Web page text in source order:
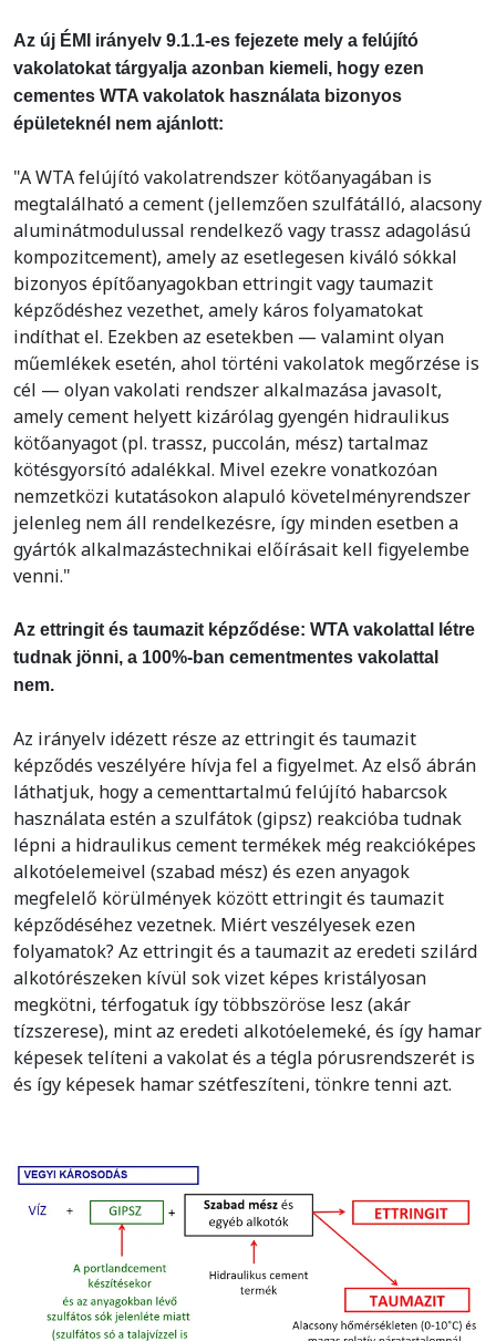
Az új ÉMI irányelv 9.1.1-es fejezete mely a felújító
vakolatokat tárgyalja azonban kiemeli, hogy ezen
cementes WTA vakolatok használata bizonyos
épületeknél nem ajánlott:
"A WTA felújító vakolatrendszer kötőanyagában is
megtalálható a cement (jellemzően szulfátálló, alacsony
aluminátmodulussal rendelkező vagy trassz adagolású
kompozitcement), amely az esetlegesen kiváló sókkal
bizonyos építőanyagokban ettringit vagy taumazit
képződéshez vezethet, amely káros folyamatokat
indíthat el. Ezekben az esetekben — valamint olyan
műemlékek esetén, ahol történi vakolatok megőrzése is
cél — olyan vakolati rendszer alkalmazása javasolt,
amely cement helyett kizárólag gyengén hidraulikus
kötőanyagot (pl. trassz, puccolán, mész) tartalmaz
kötésgyorsító adalékkal. Mivel ezekre vonatkozóan
nemzetközi kutatásokon alapuló követelményrendszer
jelenleg nem áll rendelkezésre, így minden esetben a
gyártók alkalmazástechnikai előírásait kell figyelembe
venni."
Az ettringit és taumazit képződése: WTA vakolattal létre
tudnak jönni, a 100%-ban cementmentes vakolattal
nem.
Az irányelv idézett része az ettringit és taumazit
képződés veszélyére hívja fel a figyelmet. Az első ábrán
láthatjuk, hogy a cementtartalmú felújító habarcsok
használata estén a szulfátok (gipsz) reakcióba tudnak
lépni a hidraulikus cement termékek még reakcióképes
alkotóelemeivel (szabad mész) és ezen anyagok
megfelelő körülmények között ettringit és taumazit
képződéséhez vezetnek. Miért veszélyesek ezen
folyamatok? Az ettringit és a taumazit az eredeti szilárd
alkotórészeken kívül sok vizet képes kristályosan
megkötni, térfogatuk így többszöröse lesz (akár
tízszerese), mint az eredeti alkotóelemeké, és így hamar
képesek telíteni a vakolat és a tégla pórusrendszerét is
és így képesek hamar szétfeszíteni, tönkre tenni azt.